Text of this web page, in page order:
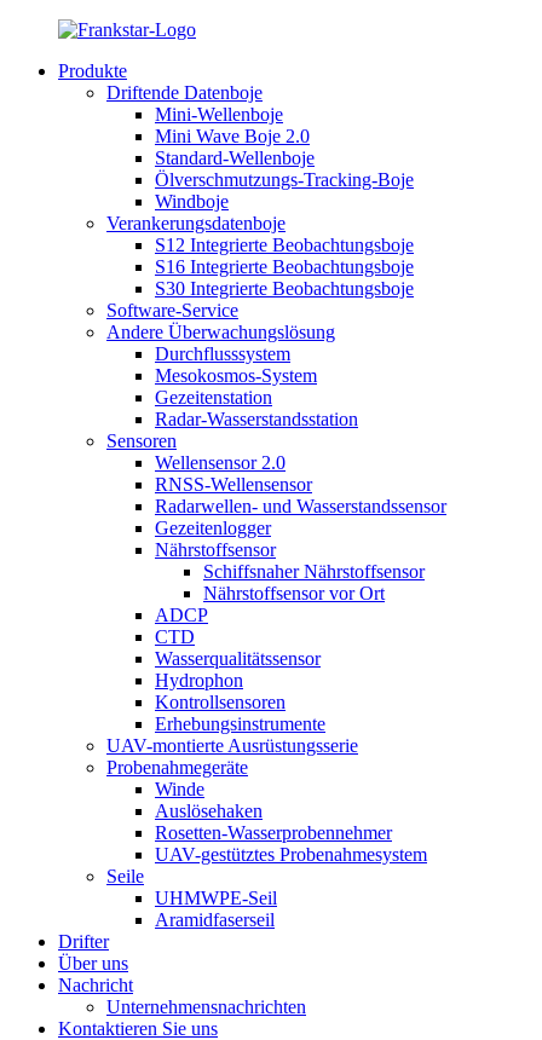
Produkte
Driftende Datenboje
Mini-Wellenboje
Mini Wave Boje 2.0
Standard-Wellenboje
Ölverschmutzungs-Tracking-Boje
Windboje
Verankerungsdatenboje
S12 Integrierte Beobachtungsboje
S16 Integrierte Beobachtungsboje
S30 Integrierte Beobachtungsboje
Software-Service
Andere Überwachungslösung
Durchflusssystem
Mesokosmos-System
Gezeitenstation
Radar-Wasserstandsstation
Sensoren
Wellensensor 2.0
RNSS-Wellensensor
Radarwellen- und Wasserstandssensor
Gezeitenlogger
Nährstoffsensor
Schiffsnaher Nährstoffsensor
Nährstoffsensor vor Ort
ADCP
CTD
Wasserqualitätssensor
Hydrophon
Kontrollsensoren
Erhebungsinstrumente
UAV-montierte Ausrüstungsserie
Probenahmegeräte
Winde
Auslösehaken
Rosetten-Wasserprobennehmer
UAV-gestütztes Probenahmesystem
Seile
UHMWPE-Seil
Aramidfaserseil
Drifter
Über uns
Nachricht
Unternehmensnachrichten
Kontaktieren Sie uns